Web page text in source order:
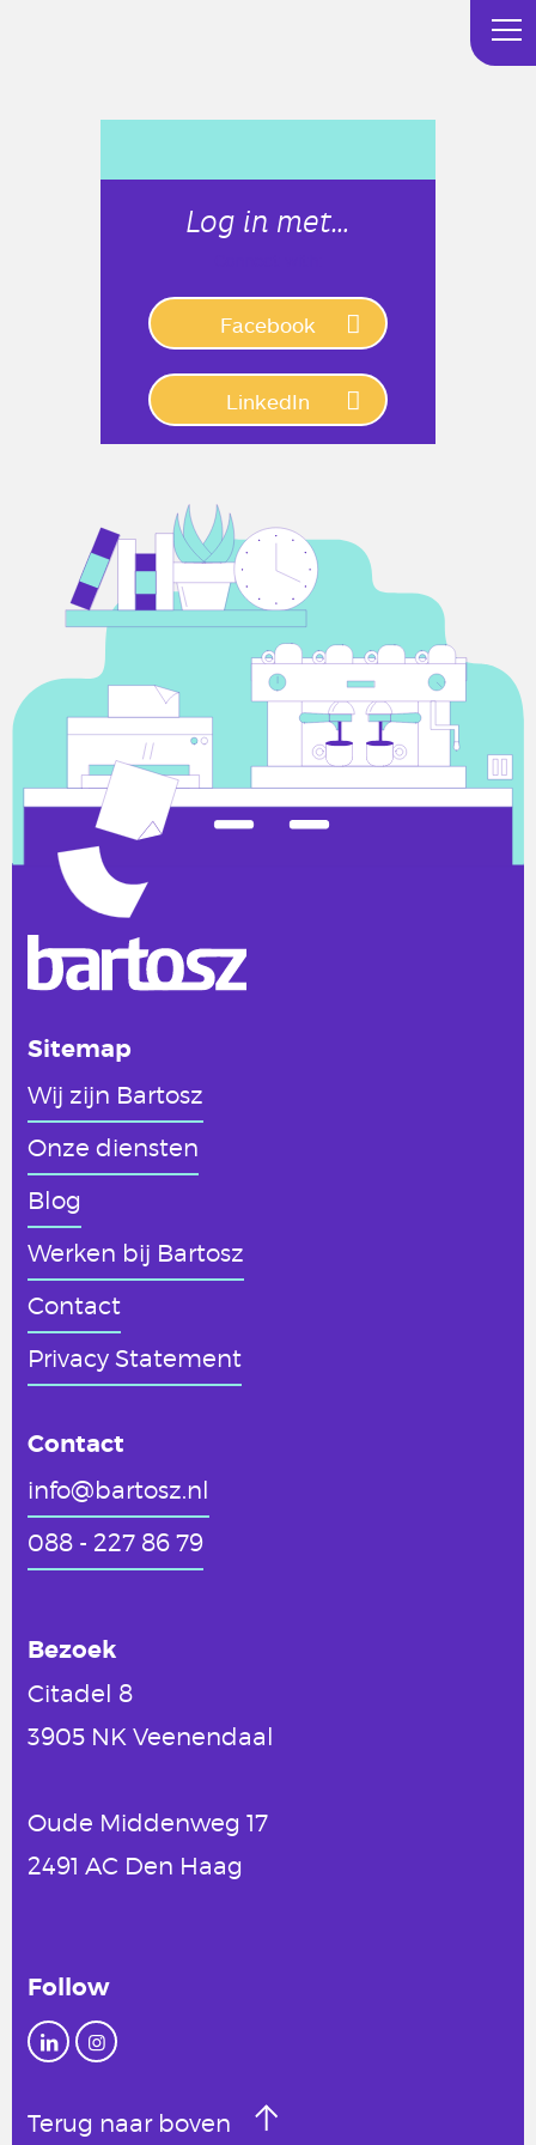
Log in met…
Facebook
LinkedIn
Sitemap
Wij zijn Bartosz
Onze diensten
Blog
Werken bij Bartosz
Contact
Privacy Statement
Contact
info@bartosz.nl
088 - 227 86 79
Bezoek
Citadel 8
3905 NK Veenendaal
Oude Middenweg 17
2491 AC Den Haag
Follow
Terug naar boven